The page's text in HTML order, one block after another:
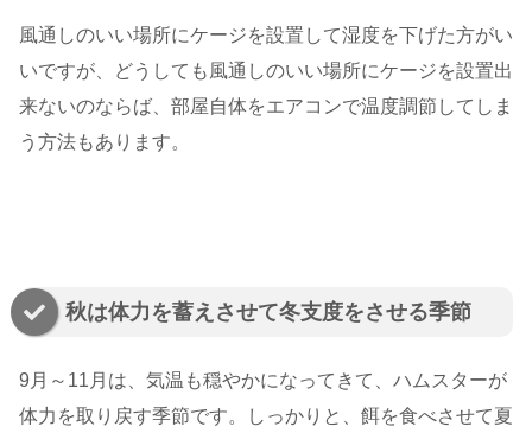
風通しのいい場所にケージを設置して湿度を下げた方がい
いですが、どうしても風通しのいい場所にケージを設置出
来ないのならば、部屋自体をエアコンで温度調節してしま
う方法もあります。
秋は体力を蓄えさせて冬支度をさせる季節
9月～11月は、気温も穏やかになってきて、ハムスターが
体力を取り戻す季節です。しっかりと、餌を食べさせて夏